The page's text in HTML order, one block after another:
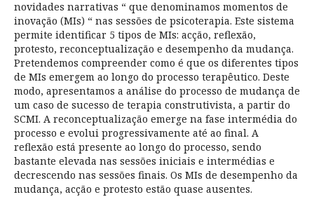
novidades narrativas “ que denominamos momentos de
inovação (MIs) “ nas sessões de psicoterapia. Este sistema
permite identificar 5 tipos de MIs: acção, reflexão,
protesto, reconceptualização e desempenho da mudança.
Pretendemos compreender como é que os diferentes tipos
de MIs emergem ao longo do processo terapêutico. Deste
modo, apresentamos a análise do processo de mudança de
um caso de sucesso de terapia construtivista, a partir do
SCMI. A reconceptualização emerge na fase intermédia do
processo e evolui progressivamente até ao final. A
reflexão está presente ao longo do processo, sendo
bastante elevada nas sessões iniciais e intermédias e
decrescendo nas sessões finais. Os MIs de desempenho da
mudança, acção e protesto estão quase ausentes.